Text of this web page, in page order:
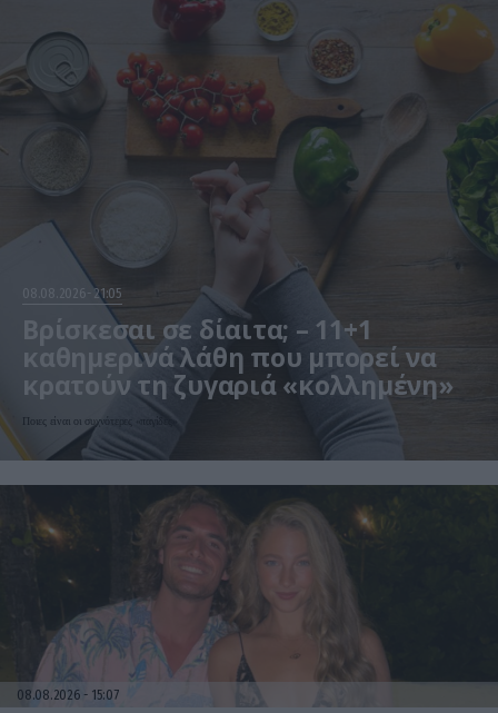
08.08.2026 21:05
Βρίσκεσαι σε δίαιτα; – 11+1
καθημερινά λάθη που μπορεί να
κρατούν τη ζυγαριά «κολλημένη»
Ποιες είναι οι συχνότερες «παγίδες»
08.08.2026 15:07